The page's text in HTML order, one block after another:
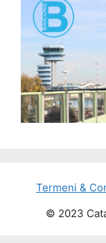
Termeni &
© 2023